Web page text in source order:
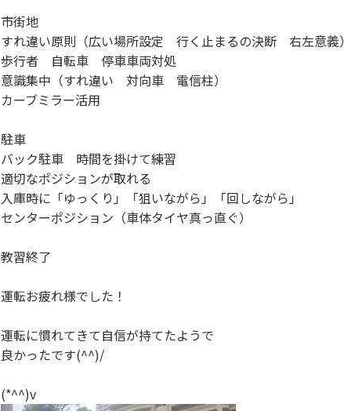
市街地
すれ違い原則（広い場所設定 行く止まるの決断 右左意義）
歩行者 自転車 停車車両対処
意識集中（すれ違い 対向車 電信柱）
カーブミラー活用
駐車
バック駐車 時間を掛けて練習
適切なポジションが取れる
入庫時に「ゆっくり」「狙いながら」「回しながら」
センターポジション（車体タイヤ真っ直ぐ）
教習終了
運転お疲れ様でした！
運転に慣れてきて自信が持てたようで
良かったです(^^)/
(*^^)v